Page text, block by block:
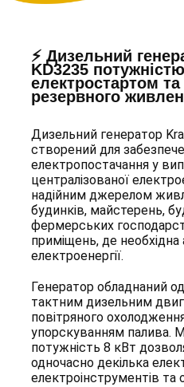
⚡ Дизельний
KD3235
електростартом
резервного
Дизельний генератор
створений для
електропостачання у
централізованої
надійним джерелом
будинків, майстерень,
фермерських
приміщень, де
електроенергії.
Генератор обладнаний
тактним дизельним
повітряного
упорскуванням палива.
потужність 8 кВт
одночасно декілька
електроінструментів та